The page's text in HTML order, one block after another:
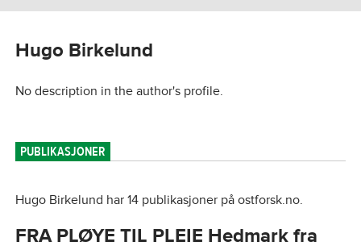
Hugo Birkelund
No description in the author's profile.
PUBLIKASJONER
Hugo Birkelund har 14 publikasjoner på ostforsk.no.
FRA PLØYE TIL PLEIE Hedmark fra